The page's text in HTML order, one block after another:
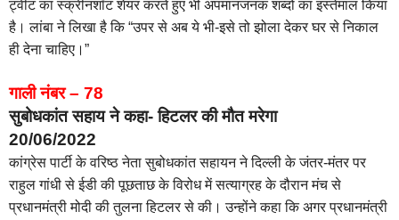
ट्वीट का स्क्रीनशॉट शेयर करते हुए भी अपमानजनक शब्दों का इस्तेमाल किया
है। लांबा ने लिखा है कि “उपर से अब ये भी-इसे तो झोला देकर घर से निकाल
ही देना चाहिए।”
गाली नंबर – 78
सुबोधकांत सहाय ने कहा- हिटलर की मौत मरेगा
20/06/2022
कांग्रेस पार्टी के वरिष्ठ नेता सुबोधकांत सहायन ने दिल्ली के जंतर-मंतर पर
राहुल गांधी से ईडी की पूछताछ के विरोध में सत्याग्रह के दौरान मंच से
प्रधानमंत्री मोदी की तुलना हिटलर से की। उन्होंने कहा कि अगर प्रधानमंत्री